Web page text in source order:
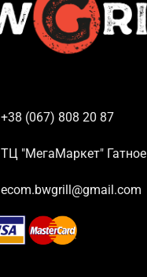
+38 (067) 808 20 87
ТЦ "МегаМаркет" Гатное
ecom.bwgrill@gmail.com